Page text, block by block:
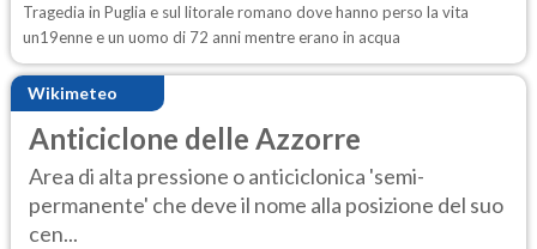
Tragedia in Puglia e sul litorale romano dove hanno perso la vita
un19enne e un uomo di 72 anni mentre erano in acqua
Wikimeteo
Anticiclone delle Azzorre
Area di alta pressione o anticiclonica 'semi-
permanente' che deve il nome alla posizione del suo
cen...